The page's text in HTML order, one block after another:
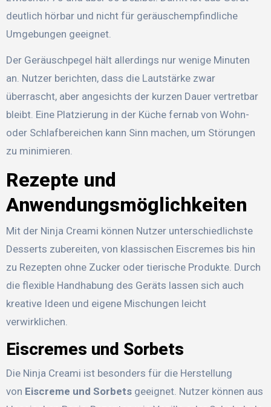
deutlich hörbar und nicht für geräuschempfindliche
Umgebungen geeignet.
Der Geräuschpegel hält allerdings nur wenige Minuten
an. Nutzer berichten, dass die Lautstärke zwar
überrascht, aber angesichts der kurzen Dauer vertretbar
bleibt. Eine Platzierung in der Küche fernab von Wohn-
oder Schlafbereichen kann Sinn machen, um Störungen
zu minimieren.
Rezepte und
Anwendungsmöglichkeiten
Mit der Ninja Creami können Nutzer unterschiedlichste
Desserts zubereiten, von klassischen Eiscremes bis hin
zu Rezepten ohne Zucker oder tierische Produkte. Durch
die flexible Handhabung des Geräts lassen sich auch
kreative Ideen und eigene Mischungen leicht
verwirklichen.
Eiscremes und Sorbets
Die Ninja Creami ist besonders für die Herstellung
von Eiscreme und Sorbetsgeeignet. Nutzer können aus